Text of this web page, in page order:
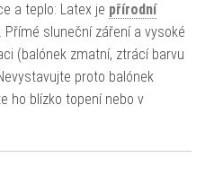
a teplo: Latex je přírodní
sluneční záření a vysoké
(balónek zmatní, ztrácí barvu
proto balónek
ho blízko topení nebo v